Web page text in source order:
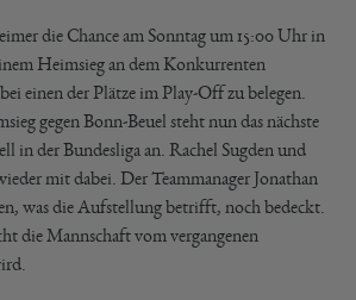
die Chance am Sonntag um 15:00 Uhr in
Heimsieg an dem Konkurrenten
einen der Plätze im Play-Off zu belegen.
gegen Bonn-Beuel steht nun das nächste
in der Bundesliga an. Rachel Sugden und
mit dabei. Der Teammanager Jonathan
was die Aufstellung betrifft, noch bedeckt.
die Mannschaft vom vergangenen